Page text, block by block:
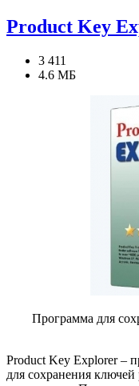
Product Key
3 411
4.6 МБ
Программа для
Product Key Explorer –
для сохранения ключей